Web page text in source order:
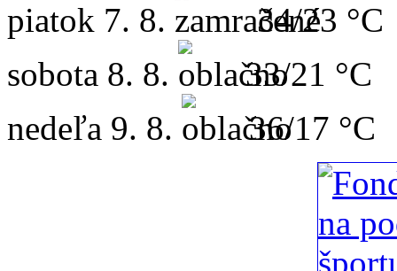
piatok 7. 8.
34/23 °C
sobota 8. 8.
33/21 °C
nedeľa 9. 8. 36/17 °C